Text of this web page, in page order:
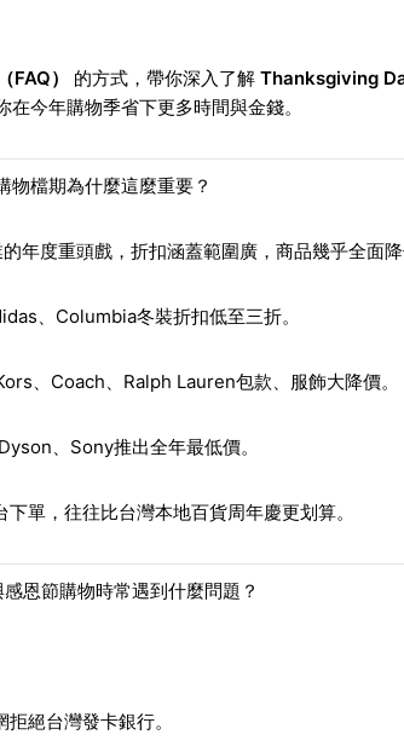
FAQ） 的方式，帶你深入了解 Thanksgiving
在今年購物季省下更多時間與金錢。
檔期為什麼這麼重要？
年度重頭戲，折扣涵蓋範圍廣，商品幾乎全面降
、Columbia冬裝折扣低至三折。
、Coach、Ralph Lauren包款、服飾大降價。
、Sony推出全年最低價。
單，往往比台灣本地百貨周年慶更划算。
恩節購物時常遇到什麼問題？
絕台灣發卡銀行。